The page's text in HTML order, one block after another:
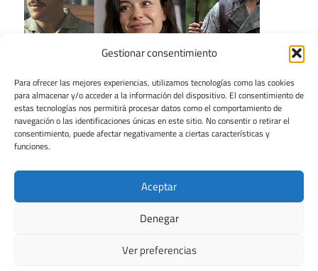
Gestionar consentimiento
Para ofrecer las mejores experiencias, utilizamos tecnologías como las cookies
para almacenar y/o acceder a la información del dispositivo. El consentimiento de
estas tecnologías nos permitirá procesar datos como el comportamiento de
navegación o las identificaciones únicas en este sitio. No consentir o retirar el
consentimiento, puede afectar negativamente a ciertas características y
funciones.
Aceptar
Denegar
Ver preferencias